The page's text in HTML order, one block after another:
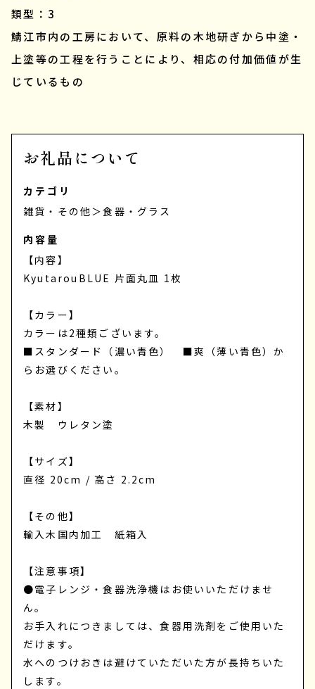
類型：3
鯖江市内の工房において、原料の木地研ぎから中塗・
上塗等の工程を行うことにより、相応の付加価値が生
じているもの
お礼品について
カテゴリ
雑貨・その他 ＞食器・グラス
内容量
【内容】
KyutarouBLUE 片面丸皿 1枚
【カラー】
カラーは2種類ございます。
■スタンダード（濃い青色） ■爽（薄い青色）か
らお選びください。
【素材】
木製 ウレタン塗
【サイズ】
直径 20cm / 高さ 2.2cm
【その他】
輸入木国内加工 紙箱入
【注意事項】
●電子レンジ・食器洗浄機はお使いいただけませ
ん。
お手入れにつきましては、食器用洗剤をご使用いた
だけます。
水へのつけおきは避けていただいた方が長持ちいた
します。